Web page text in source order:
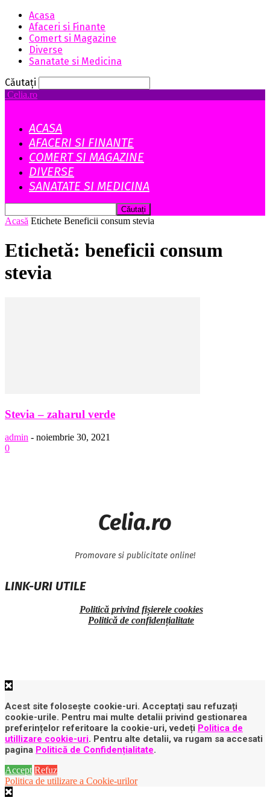
Acasa
Afaceri si Finante
Comert si Magazine
Diverse
Sanatate si Medicina
Căutați
Celia.ro
ACASA
AFACERI SI FINANTE
COMERT SI MAGAZINE
DIVERSE
SANATATE SI MEDICINA
Acasă Etichete Beneficii consum stevia
Etichetă: beneficii consum
stevia
Stevia – zaharul verde
admin - noiembrie 30, 2021
0
Celia.ro
Promovare si publicitate online!
LINK-URI UTILE
Politică privind fișierele cookies
Politică de confidențialitate
Acest site folosește cookie-uri. Acceptați sau refuzați
cookie-urile. Pentru mai multe detalii privind gestionarea
preferințelor referitoare la cookie-uri, vedeți Politica de
utillizare cookie-uri. Pentru alte detalii, va rugam sa accesati
pagina Politică de Confidențialitate.
Accept Refuz
Politica de utilizare a Cookie-urilor